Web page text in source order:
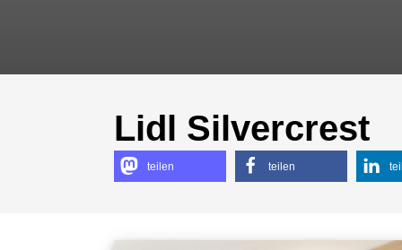
Lidl Silvercrest
teilen teilen